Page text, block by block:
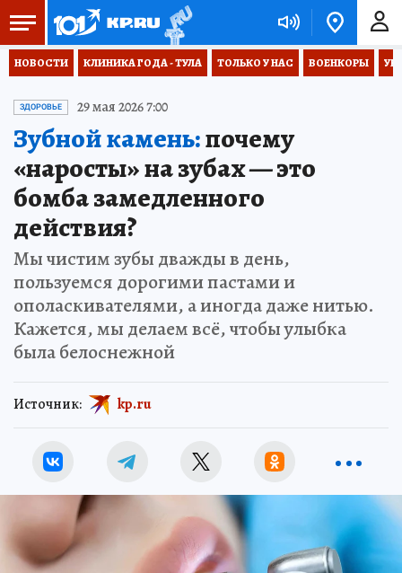
НОВОСТИ КЛИНИКА ГОДА - ТУЛА ТОЛЬКО У НАС ВОЕНКОРЫ
ЗДОРОВЬЕ 29 мая 2026 7:00
Зубной камень:почему
«наросты» на зубах — это
бомба замедленного
действия?
Мы чистим зубы дважды в день,
пользуемся дорогими пастами и
ополаскивателями, а иногда даже нитью.
Кажется, мы делаем всё, чтобы улыбка
была белоснежной
Источник: kp.ru